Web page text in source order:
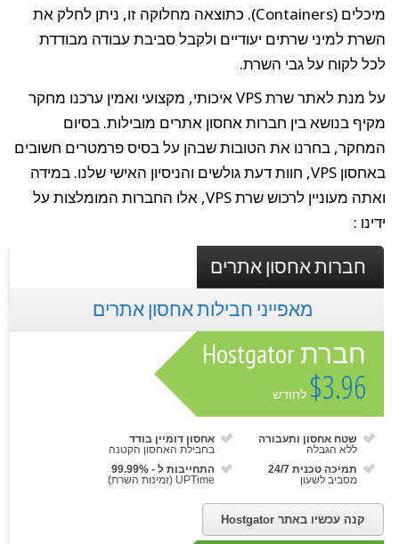
מיכלים (Containers). כתוצאה מחלוקה זו, ניתן לחלק את
השרת למיני שרתים יעודיים ולקבל סביבת עבודה מבודדת
לכל לקוח על גבי השרת.
על מנת לאתר שרת VPS איכותי, מקצועי ואמין ערכנו מחקר
מקיף בנושא בין חברות אחסון אתרים מובילות. בסיום
המחקר, בחרנו את הטובות שבהן על בסיס פרמטרים חשובים
באחסון VPS, חוות דעת גולשים והניסיון האישי שלנו. במידה
ואתה מעוניין לרכוש שרת VPS, אלו החברות המומלצות על
ידינו :
חברות אחסון אתרים
מאפייני חבילות אחסון אתרים
חברת Hostgator
$3.96 לחודש
שטח אחסון ותעבורה
ללא הגבלה
אחסון דומיין בודד
בחבילת האחסון הקטנה
תמיכה טכנית 24/7
מסביב לשעון
התחייבות ל - 99.99%
UPTime (זמינות השרת)
קנה עכשיו באתר Hostgator